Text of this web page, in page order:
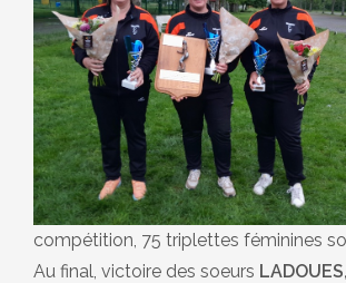
compétition, 75 triplettes féminines
Au final, victoire des soeurs